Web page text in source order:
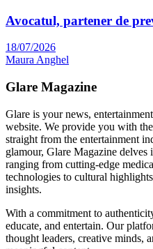
Avocatul, partener de
18/07/2026
Maura Anghel
Glare Magazine
Glare is your news,
website. We provide you with
straight from the entertainment
glamour, Glare Magazine
ranging from cutting-edge
technologies to cultural
insights.
With a commitment to
educate, and entertain. Our
thought leaders, creative minds,